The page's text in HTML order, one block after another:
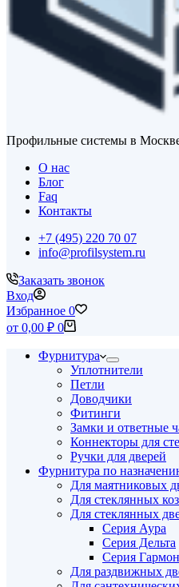
Профильные системы в
О нас
Блог
Faq
Контакты
+7 (495) 220 70 07
info@profilsystem.ru
Заказать звонок
Вход
Избранное 0
Корзина
от 0,00 ₽ 0
Фурнитура
Уплотнители
Петли
Доводчики
Фитинги
Замки и ответные
Коннекторы для
Ручки для дверей
Фурнитура по
Для маятниковых
Для стеклянных
Для стеклянных
Серия Аура
Серия Дельта
Серия
Для раздвижных